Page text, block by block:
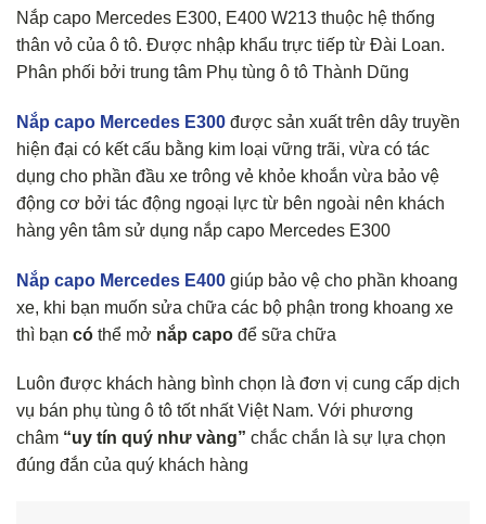
Nắp capo Mercedes E300, E400 W213 thuộc hệ thống
thân vỏ của ô tô. Được nhập khẩu trực tiếp từ Đài Loan.
Phân phối bởi trung tâm Phụ tùng ô tô Thành Dũng
Nắp capo Mercedes E300 được sản xuất trên dây truyền
hiện đại có kết cấu bằng kim loại vững trãi, vừa có tác
dụng cho phần đầu xe trông vẻ khỏe khoắn vừa bảo vệ
động cơ bởi tác động ngoại lực từ bên ngoài nên khách
hàng yên tâm sử dụng nắp capo Mercedes E300
Nắp capo Mercedes E400 giúp bảo vệ cho phần khoang
xe, khi bạn muốn sửa chữa các bộ phận trong khoang xe
thì bạn có thể mở nắp capo để sữa chữa
Luôn được khách hàng bình chọn là đơn vị cung cấp dịch
vụ bán phụ tùng ô tô tốt nhất Việt Nam. Với phương
châm “uy tín quý như vàng” chắc chắn là sự lựa chọn
đúng đắn của quý khách hàng